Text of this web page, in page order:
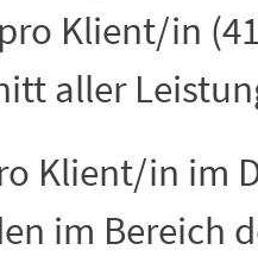
Klient/in
aller
Klient/in im
im Bereich